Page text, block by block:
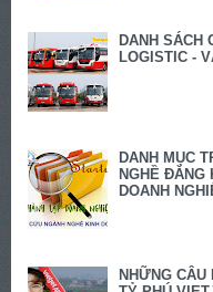
DANH SÁCH
LOGISTIC -
DANH MỤC
NGHỀ ĐĂNG
DOANH
NHỮNG